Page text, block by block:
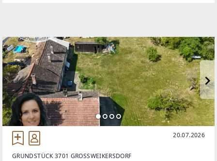
20.07.2026
GRUNDSTÜCK 3701 GROSSWEIKERSDORF